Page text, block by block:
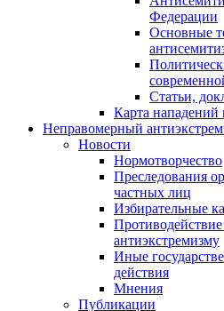
Федерации
Основные
Статьи,
Карта нападений
Неправомерный
Новости
Нормотворчество
Преследования
частных лиц
Избирательные
антиэкстремизму
Иные
действия
Мнения
Публикации